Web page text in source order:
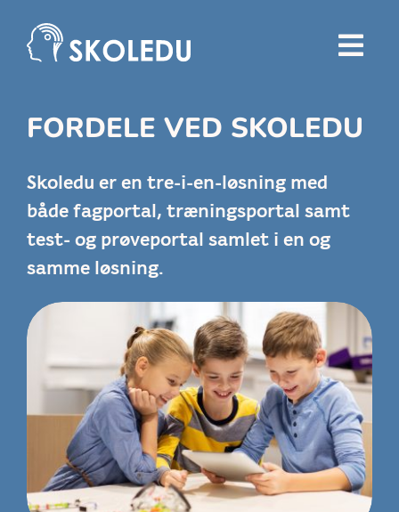
content
FORDELE VED SKOLEDU
Skoledu er en tre-i-en-løsning med
både fagportal, træningsportal samt
test- og prøveportal samlet i en og
samme løsning.